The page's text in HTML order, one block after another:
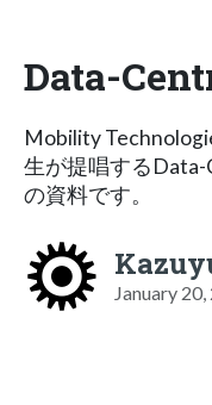
Data-
Mobility
生が提唱する
の資料です。
January